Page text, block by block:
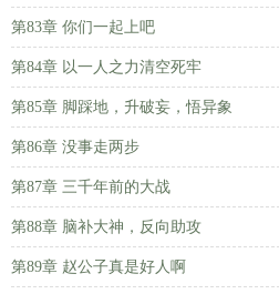
第83章 你们一起上吧
第84章 以一人之力清空死牢
第85章 脚踩地，升破妄，悟异象
第86章 没事走两步
第87章 三千年前的大战
第88章 脑补大神，反向助攻
第89章 赵公子真是好人啊